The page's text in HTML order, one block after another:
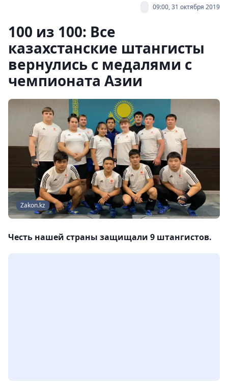
09:00, 31 октября 2019
100 из 100: Все
казахстанские штангисты
вернулись с медалями с
чемпионата Азии
Zakon.kz
Честь нашей страны защищали 9 штангистов.